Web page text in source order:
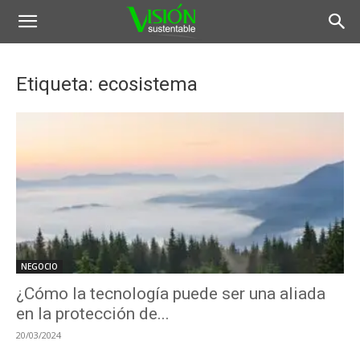
Etiqueta: ecosistema
NEGOCIO
¿Cómo la tecnología puede ser una aliada
en la protección de...
20/03/2024